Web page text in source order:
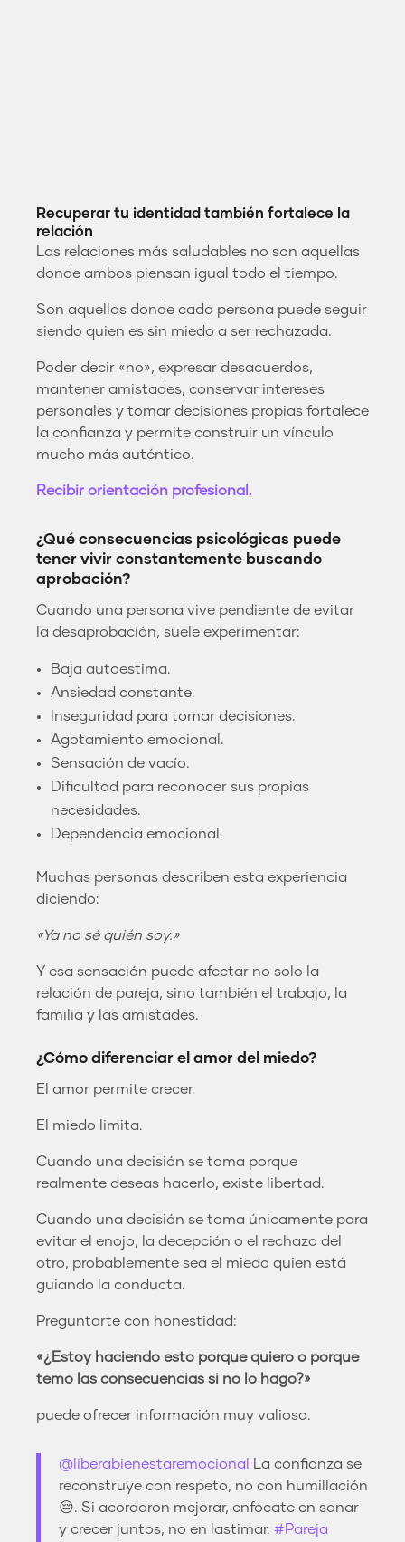
Recuperar tu identidad también fortalece la
relación
Las relaciones más saludables no son aquellas
donde ambos piensan igual todo el tiempo.
Son aquellas donde cada persona puede seguir
siendo quien es sin miedo a ser rechazada.
Poder decir «no», expresar desacuerdos,
mantener amistades, conservar intereses
personales y tomar decisiones propias fortalece
la confianza y permite construir un vínculo
mucho más auténtico.
Recibir orientación profesional.
¿Qué consecuencias psicológicas puede
tener vivir constantemente buscando
aprobación?
Cuando una persona vive pendiente de evitar
la desaprobación, suele experimentar:
Baja autoestima.
Ansiedad constante.
Inseguridad para tomar decisiones.
Agotamiento emocional.
Sensación de vacío.
Dificultad para reconocer sus propias
necesidades.
Dependencia emocional.
Muchas personas describen esta experiencia
diciendo:
«Ya no sé quién soy.»
Y esa sensación puede afectar no solo la
relación de pareja, sino también el trabajo, la
familia y las amistades.
¿Cómo diferenciar el amor del miedo?
El amor permite crecer.
El miedo limita.
Cuando una decisión se toma porque
realmente deseas hacerlo, existe libertad.
Cuando una decisión se toma únicamente para
evitar el enojo, la decepción o el rechazo del
otro, probablemente sea el miedo quien está
guiando la conducta.
Preguntarte con honestidad:
«¿Estoy haciendo esto porque quiero o porque
temo las consecuencias si no lo hago?»
puede ofrecer información muy valiosa.
@liberabienestaremocional
La confianza se
reconstruye con respeto, no con humillación
😔. Si acordaron mejorar, enfócate en sanar
y crecer juntos, no en lastimar. #Pareja